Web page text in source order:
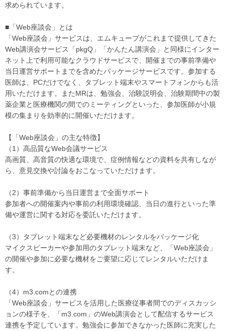
求められています。
■「Web座談会」とは
「Web座談会」サービスは、エムキューブがこれまで提供してきた
Web講演会サービス「pkgQ」「かんたん講演会」と同様にインター
ネット上で利用可能なクラウドサービスで、開催までの事前準備や
当日運営サポートまでを含めたパッケージサービスです。参加する
医師は、PCだけでなく、タブレット端末やスマートフォンからも活
用いただけます。またMRは、勉強会、治験説明会、治験期間中の製
薬企業と医療機関の間でのミーティングといった、参加医師が小規
模の集まりを効率的に開催いただけます。
【「Web座談会」の主な特徴】
（1）高品質なWeb会議サービス
高画質、高音質の快適な環境で、症例情報などの資料を共有しなが
ら、意見交換や討論をおこなっていただけます。
（2）事前準備から当日運営まで全面サポート
参加者への開催案内や事前の利用環境確認、当日の進行といった準
備や運営に関する対応を委託いただけます。
（3）タブレット端末など必要機材のレンタルをパッケージ化
マイクスピーカーや参加用のタブレット端末など、「Web座談会」
の開催や参加に必要な機材をご要望に応じてレンタルいただけま
す。
（4）m3.comとの連携
「Web座談会」サービスを活用した医療従事者間でのディスカッシ
ョンの様子を、「m3.com」のWeb講演会として配信するサービス
連携を予定しています。勉強会に参加できなかった医師に充実した